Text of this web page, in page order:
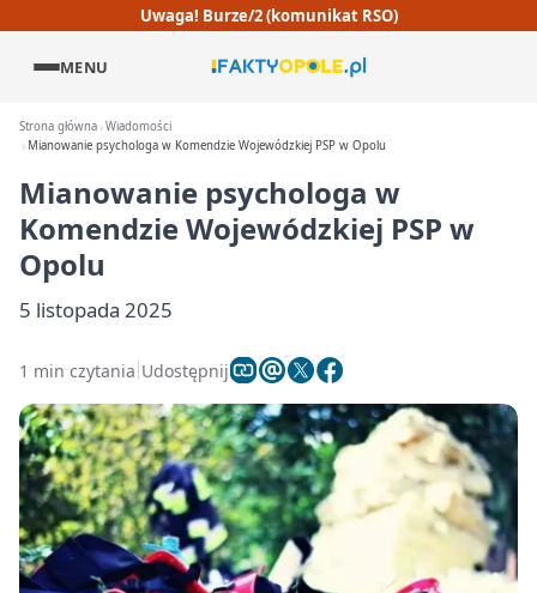
Uwaga! Burze/2 (komunikat RSO)
MENU
Strona główna Wiadomości
Mianowanie psychologa w Komendzie Wojewódzkiej PSP w Opolu
Mianowanie psychologa w
Komendzie Wojewódzkiej PSP w
Opolu
5 listopada 2025
1 min czytania Udostępnij